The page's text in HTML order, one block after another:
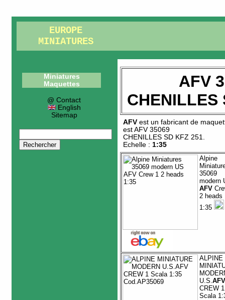
EUROPE
MINIATURES
Miniatures
Maquettes
@ Contact
English
Sitemap
AFV
CHENILLES
AFV est un fabricant de
estAFV 35069
CHENILLES SD KFZ 251
Echelle : 1:35
Alpine
35069
modern
AFV
2 heads
1:35
ALPINE
U.S. AFV
CREW 1
Scala